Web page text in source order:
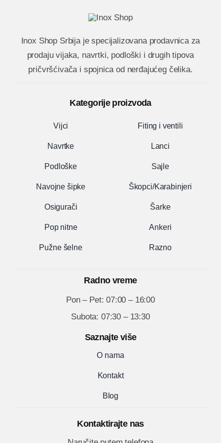
Inox Shop Srbijaje specijalizovana prodavnica za
prodaju vijaka, navrtki, podloški i drugih tipova
pričvršćivača i spojnica od nerđajućeg čelika.
Kategorije proizvoda
Vijci
Navrtke
Podloške
Navojne šipke
Osigurači
Pop nitne
Pužne šelne
Fiting i ventili
Lanci
Sajle
Škopci/Karabinjeri
Šarke
Ankeri
Razno
Radno vreme
Pon – Pet: 07:00 – 16:00
Subota: 07:30 – 13:30
Saznajte više
O nama
Kontakt
Blog
Kontaktirajte nas